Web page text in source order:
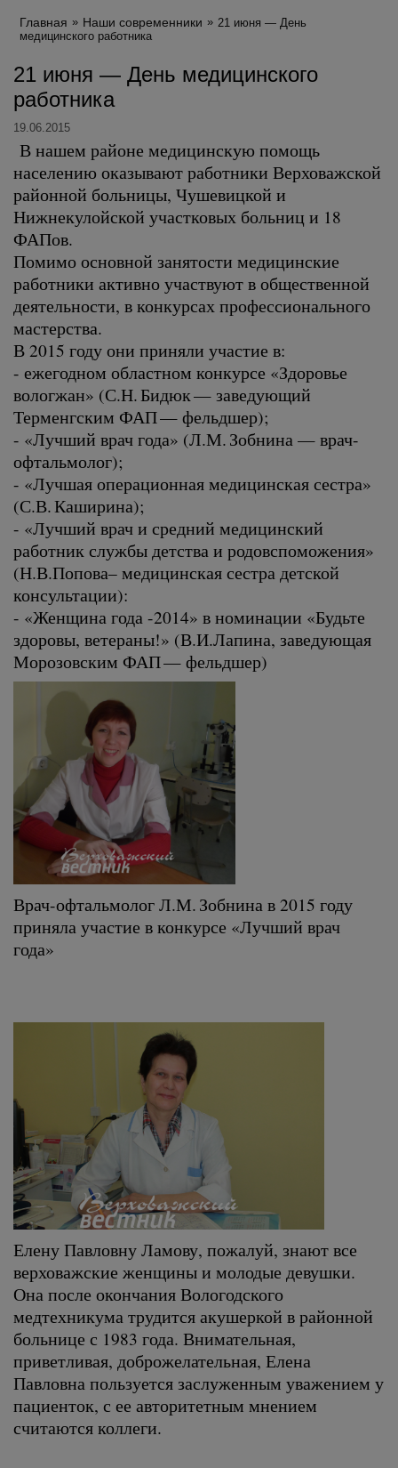
Главная Наши современники
21 июня — День
медицинского работника
21 июня — День медицинского
работника
19.06.2015
В нашем районе медицинскую помощь
населению оказывают работники Верховажской
районной больницы, Чушевицкой и
Нижнекулойской участковых больниц и 18
ФАПов.
Помимо основной занятости медицинские
работники активно участвуют в общественной
деятельности, в конкурсах профессионального
мастерства.
В 2015 году они приняли участие в:
- ежегодном областном конкурсе «Здоровье
вологжан» (С.Н. Бидюк — заведующий
Терменгским ФАП — фельдшер);
- «Лучший врач года» (Л.М. Зобнина — врач-
офтальмолог);
- «Лучшая операционная медицинская сестра»
(С.В. Каширина);
- «Лучший врач и средний медицинский
работник службы детства и родовспоможения»
(Н.В.Попова– медицинская сестра детской
консультации):
- «Женщина года -2014» в номинации «Будьте
здоровы, ветераны!» (В.И.Лапина, заведующая
Морозовским ФАП — фельдшер)
Врач-офтальмолог Л.М. Зобнина в 2015 году
приняла участие в конкурсе «Лучший врач
года»
Елену Павловну Ламову, пожалуй, знают все
верховажские женщины и молодые девушки.
Она после окончания Вологодского
медтехникума трудится акушеркой в районной
больнице с 1983 года. Внимательная,
приветливая, доброжелательная, Елена
Павловна пользуется заслуженным уважением у
пациенток, с ее авторитетным мнением
считаются коллеги.